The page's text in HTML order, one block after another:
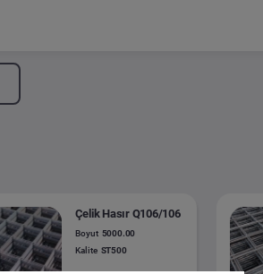
Çelik Hasır Q106/106
Boyut 5000.00
Kalite ST500